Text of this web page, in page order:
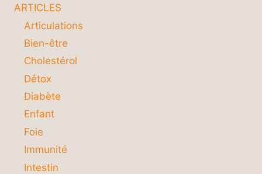
ARTICLES
Articulations
Bien-être
Cholestérol
Détox
Diabète
Enfant
Foie
Immunité
Intestin